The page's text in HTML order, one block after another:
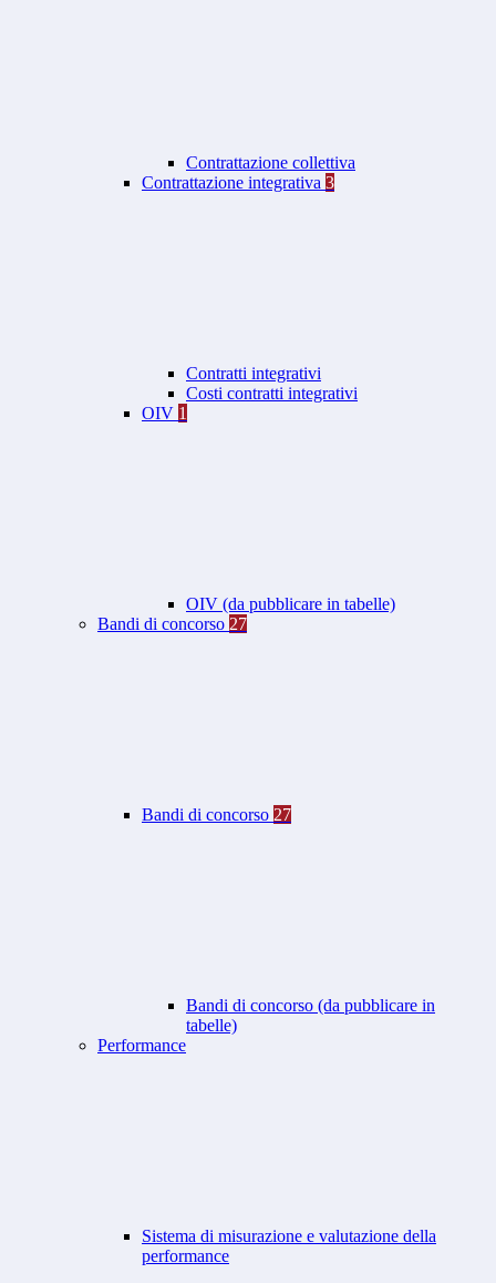
Contrattazione collettiva
Contrattazione integrativa 3
Contratti integrativi
Costi contratti integrativi
OIV 1
OIV (da pubblicare in tabelle)
Bandi di concorso 27
Bandi di concorso 27
Bandi di concorso (da pubblicare in
tabelle)
Performance
Sistema di misurazione e valutazione della
performance